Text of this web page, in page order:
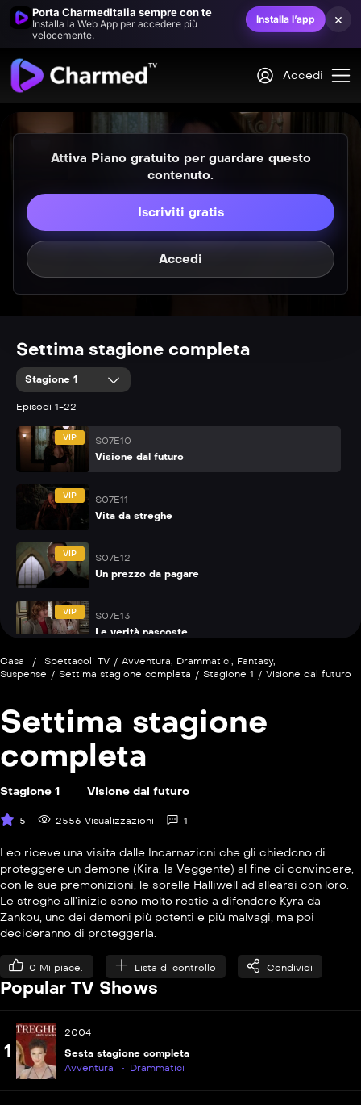
Porta CharmedItalia sempre con te
Installa la Web App per accedere più
velocemente.
Installa l’app ×
Accedi
Attiva Piano gratuito per guardare questo
contenuto.
Iscriviti gratis
Accedi
Settima stagione completa
Stagione 1
Episodi 1-22
Il calice della vita
Sorella morte
Notti di luna blu
S07E08
Un libro senza fine
S07E09
Tutti pazzi per Leo
VIP
S07E10
Visione dal futuro
VIP
S07E11
Vita da streghe
VIP
S07E12
Un prezzo da pagare
VIP
S07E13
Le verità nascoste
S07E14
Il cabaret incantato
S07E16
L&#8217;amore ritrovato
S07E17
La casa delle bambole
S07E18
Il vaso di pandora
S07E19
Nel corpo di un demone
Casa / Spettacoli TV / Avventura, Drammatici, Fantasy,
Suspense / Settima stagione completa / Stagione 1 / Visione dal futuro
Settima stagione
completa
Stagione 1 Visione dal futuro
5 2556 Visualizzazioni 1
Leo riceve una visita dalle Incarnazioni che gli chiedono di
proteggere un demone (Kira, la Veggente) al fine di convincere,
con le sue premonizioni, le sorelle Halliwell ad allearsi con loro.
Le streghe all’inizio sono molto restie a difendere Kyra da
Zankou, uno dei demoni più potenti e più malvagi, ma poi
decideranno di proteggerla.
0 Mi piace. Lista di controllo Condividi
Popular TV Shows
1
2004
Sesta stagione completa
Avventura
Drammatici